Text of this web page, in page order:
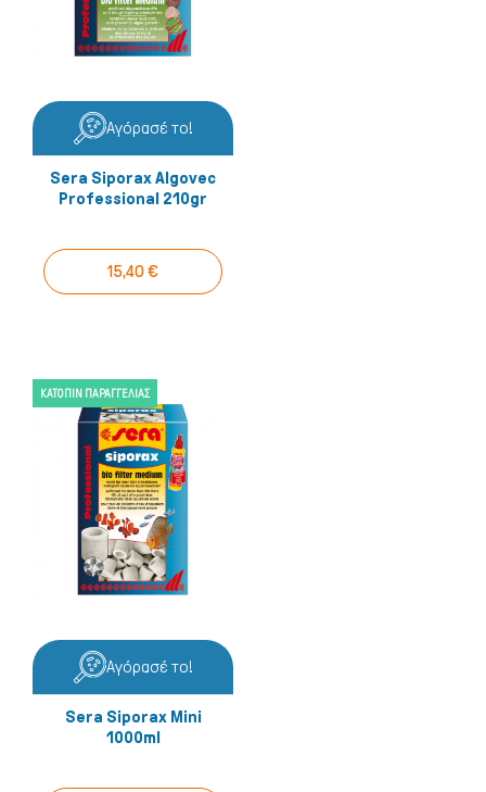
Αγόρασέ το!
Sera Siporax Algovec
Professional 210gr
15,40 €
ΚΑΤΌΠΙΝ ΠΑΡΑΓΓΕΛΊΑΣ
Αγόρασέ το!
Sera Siporax Mini
1000ml